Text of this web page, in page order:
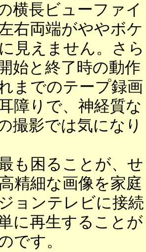
横長ビューファイ
右両端がややボケ
見えません。さら
始と終了時の動作
までのテープ録画
障りで、神経質な
撮影では気になり
も困ることが、せ
精細な画像を家庭
ョンテレビに接続
に再生することが
です。